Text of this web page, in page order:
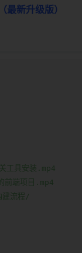
最新升级版）
具安装.mp4
端项目.mp4
建流程/